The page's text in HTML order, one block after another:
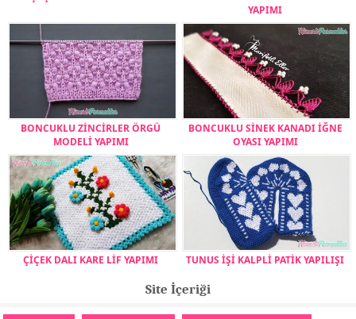
YAPIMI
BONCUKLU ZİNCİRLER ÖRGÜ
MODELİ YAPIMI
BONCUKLU SİNEK KANADI İĞNE
OYASI YAPIMI
ÇİÇEK DALI KARE LİF YAPIMI TUNUS İŞİ KALPLİ PATİK YAPILIŞI
Site İçeriği